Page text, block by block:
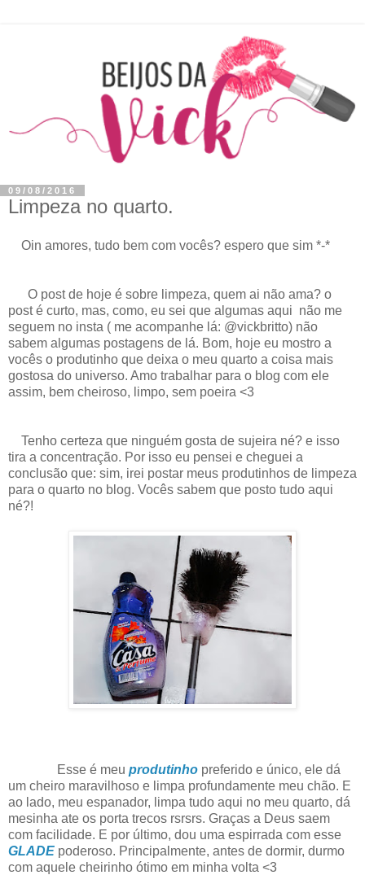
09/08/2016
Limpeza no quarto.
Oin amores, tudo bem com vocês? espero que sim *-*
O post de hoje é sobre limpeza, quem ai não ama? o
post é curto, mas, como, eu sei que algumas aqui não me
seguem no insta ( me acompanhe lá: @vickbritto) não
sabem algumas postagens de lá. Bom, hoje eu mostro a
vocês o produtinho que deixa o meu quarto a coisa mais
gostosa do universo. Amo trabalhar para o blog com ele
assim, bem cheiroso, limpo, sem poeira <3
Tenho certeza que ninguém gosta de sujeira né? e isso
tira a concentração. Por isso eu pensei e cheguei a
conclusão que: sim, irei postar meus produtinhos de limpeza
para o quarto no blog. Vocês sabem que posto tudo aqui
né?!
Esse é meu produtinho preferido e único, ele dá
um cheiro maravilhoso e limpa profundamente meu chão. E
ao lado, meu espanador, limpa tudo aqui no meu quarto, dá
mesinha ate os porta trecos rsrsrs. Graças a Deus saem
com facilidade. E por último, dou uma espirrada com esse
GLADE poderoso. Principalmente, antes de dormir, durmo
com aquele cheirinho ótimo em minha volta <3